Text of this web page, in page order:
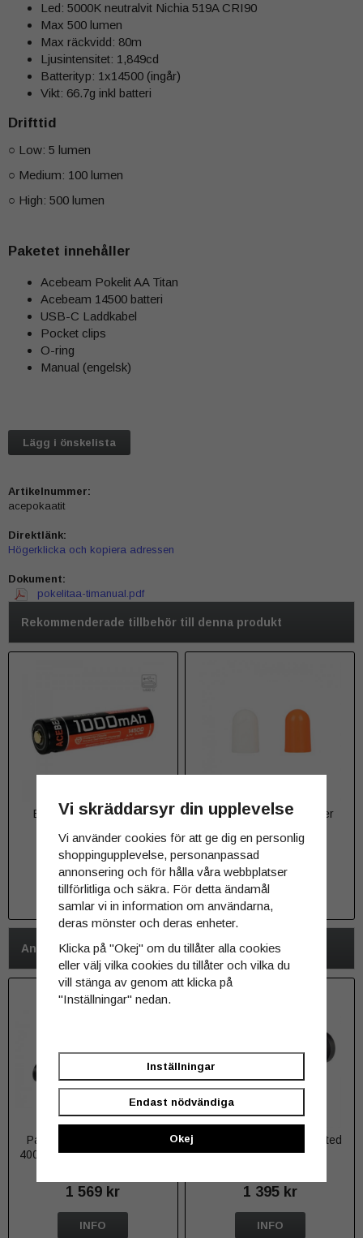
Led: 5000K neutralvit Nichia 519A CRI90
Max 500 lumen
Max räckvidd: 80m
Ljusintensitet: 1,849cd
Batterityp: 1x14500 (ingår)
Vikt: 66.7g inkl batteri
Drifttid
○ Low: 5 lumen
○ Medium: 100 lumen
○ High: 500 lumen
Paketet innehåller
Acebeam Pokelit AA Titan
Acebeam 14500 batteri
USB-C Laddkabel
Pocket clips
O-ring
Manual (engelsk)
Lägg i önskelista
Artikelnummer:
acepokaatit
Direktlänk:
Högerklicka och kopiera adressen
Dokument:
pokelitaa-timanual.pdf
Rekommenderade tillbehör till denna produkt
Batteri Acebeam 14500
139 kr
INFO
Acebeam Pokelit Diffuser
19 kr
Andra har även köpt
Pannlampa Acebeam H30
4000 lumen + RÖD + GRÖN
1 569 kr
INFO
Acebeam G15 Rail-mounted
Light 1800 lumen
1 395 kr
INFO
Vi skräddarsyr din upplevelse
Vi använder cookies för att ge dig en personlig
shoppingupplevelse, personanpassad
annonsering och för hålla våra webbplatser
tillförlitliga och säkra. För detta ändamål
samlar vi in information om användarna,
deras mönster och deras enheter.
Klicka på "Okej" om du tillåter alla cookies
eller välj vilka cookies du tillåter och vilka du
vill stänga av genom att klicka på
"Inställningar" nedan.
Inställningar
Endast nödvändiga
Okej